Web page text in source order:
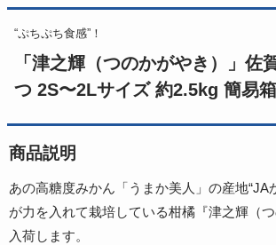
“ぷちぷち食感”！
「津之輝（つのかがやき）」佐
つ 2S〜2Lサイズ 約2.5kg 簡易
商品説明
あの高糖度みかん「うまか美人」の産地“JA
が力を入れて栽培している柑橘『津之輝（
入荷します。